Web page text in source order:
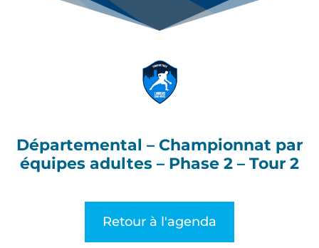
Départemental – Championnat par
équipes adultes – Phase 2 – Tour 2
Retour à l'agenda